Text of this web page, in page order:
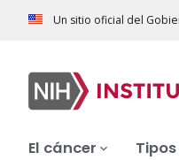
Un sitio oficial del
El cáncer